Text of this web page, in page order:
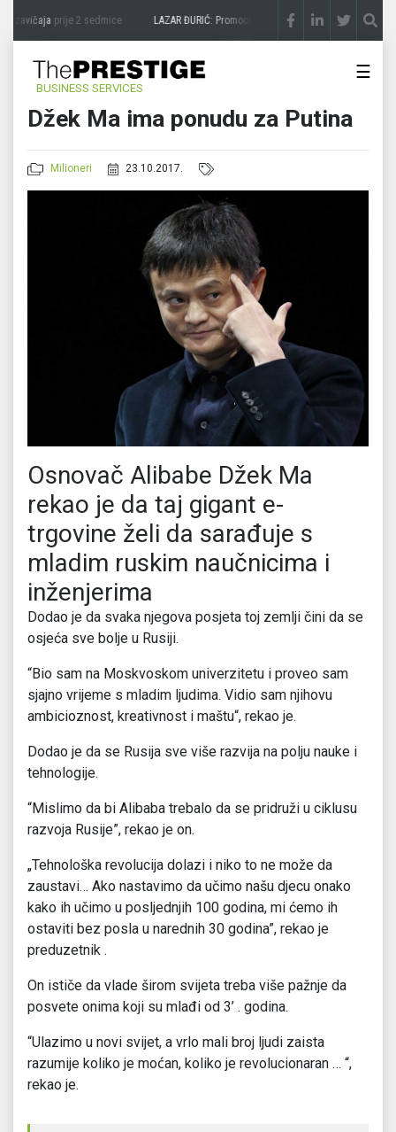
zavičajaprije 2 sedmice LAZAR ĐURIĆ: Promocija potencijal pretvara u destinaciju
BUSINESS SERVICES
☰
Džek Ma ima ponudu za Putina
Milioneri 23.10.2017.
Osnovač Alibabe Džek Ma
rekao je da taj gigant e-
trgovine želi da sarađuje s
mladim ruskim naučnicima i
inženjerima
Dodao je da svaka njegova posjeta toj zemlji čini da se
osjeća sve bolje u Rusiji.
“Bio sam na Moskvoskom univerzitetu i proveo sam
sjajno vrijeme s mladim ljudima. Vidio sam njihovu
ambicioznost, kreativnost i maštu“, rekao je.
Dodao je da se Rusija sve više razvija na polju nauke i
tehnologije.
“Mislimo da bi Alibaba trebalo da se pridruži u ciklusu
razvoja Rusije”, rekao je on.
„Tehnološka revolucija dolazi i niko to ne može da
zaustavi… Ako nastavimo da učimo našu djecu onako
kako ih učimo u posljednjih 100 godina, mi ćemo ih
ostaviti bez posla u narednih 30 godina”, rekao je
preduzetnik .
On ističe da vlade širom svijeta treba više pažnje da
posvete onima koji su mlađi od 3’ . godina.
“Ulazimo u novi svijet, a vrlo mali broj ljudi zaista
razumije koliko je moćan, koliko je revolucionaran … “,
rekao je.